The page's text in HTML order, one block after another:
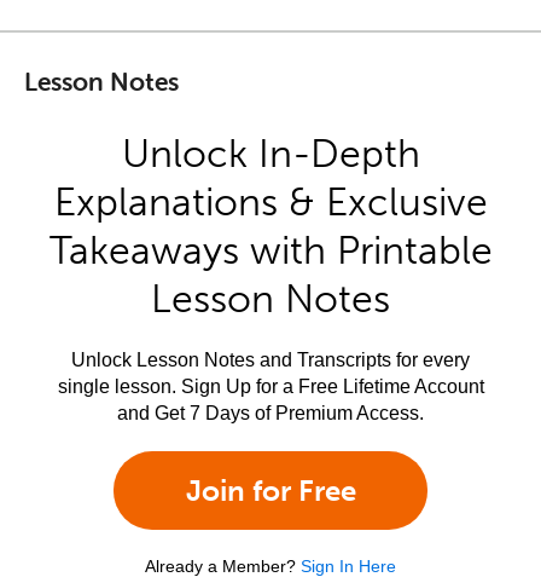
Lesson Notes
Unlock In-Depth
Explanations & Exclusive
Takeaways with Printable
Lesson Notes
Unlock Lesson Notes and Transcripts for every
single lesson. Sign Up for a Free Lifetime Account
and Get 7 Days of Premium Access.
Join for Free
Already a Member? Sign In Here